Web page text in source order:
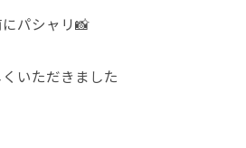
パシャリ📸
いただきました